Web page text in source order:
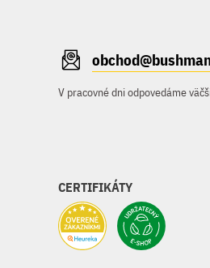
V pracovné dni odpovedáme
CERTIFIKÁTY